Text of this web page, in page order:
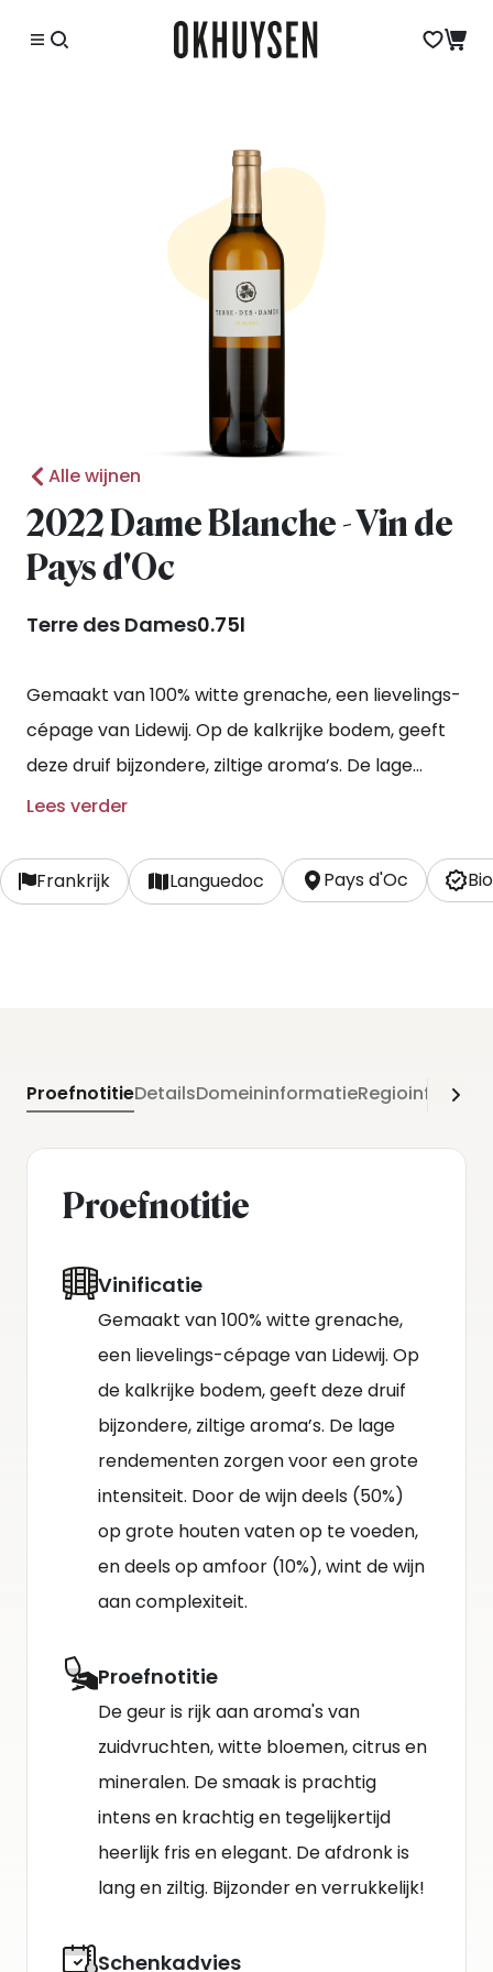
Alle wijnen
2022 Dame Blanche - Vin de
Pays d'Oc
Terre des Dames0.75l
Gemaakt van 100% witte grenache, een lievelings-
cépage van Lidewij. Op de kalkrijke bodem, geeft
deze druif bijzondere, ziltige aroma’s. De lage
rendementen zorgen voor een grote intensiteit.
op te voeden, en deels op amfoor (10%), wint de
wijn aan complexiteit.
Lees verder
Frankrijk Languedoc Pays d'Oc
ProefnotitieDetailsDomeininformatie
Proefnotitie
Vinificatie
Gemaakt van 100% witte grenache,
een lievelings-cépage van Lidewij. Op
de kalkrijke bodem, geeft deze druif
bijzondere, ziltige aroma’s. De lage
rendementen zorgen voor een grote
intensiteit. Door de wijn deels (50%)
op grote houten vaten op te voeden,
en deels op amfoor (10%), wint de wijn
aan complexiteit.
Proefnotitie
De geur is rijk aan aroma's van
zuidvruchten, witte bloemen, citrus en
mineralen. De smaak is prachtig
intens en krachtig en tegelijkertijd
heerlijk fris en elegant. De afdronk is
lang en ziltig. Bijzonder en verrukkelijk!
Schenkadvies